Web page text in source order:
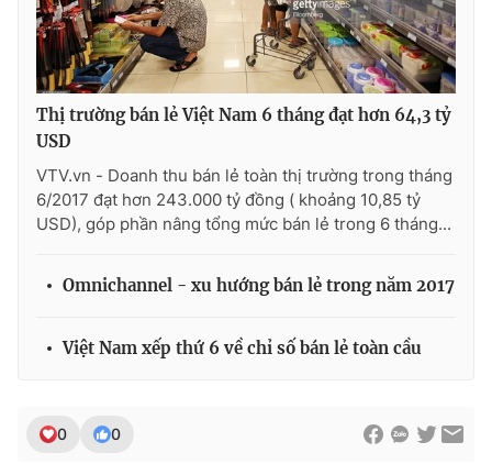
THỜI BÁO VTV
Theo dõi báo trên
Cơ quan chủ quản:
Đài Truyền hình Việt Nam
Giấy phép hoạt động báo in và báo điện tử số 483/GP-BTTTT
cấp ngày 29/12/2023
Nguyễn Thị Mỹ Hạnh, Phạm Quốc Thắng,
Nguyễn Trọng Ninh
Thị trường bán lẻ Việt Nam 6 tháng đạt hơn 64,3 tỷ
USD
VTV.vn - Doanh thu bán lẻ toàn thị trường trong tháng
6/2017 đạt hơn 243.000 tỷ đồng ( khoảng 10,85 tỷ
USD), góp phần nâng tổng mức bán lẻ trong 6 tháng...
Omnichannel - xu hướng bán lẻ trong năm 2017
Việt Nam xếp thứ 6 về chỉ số bán lẻ toàn cầu
0 0